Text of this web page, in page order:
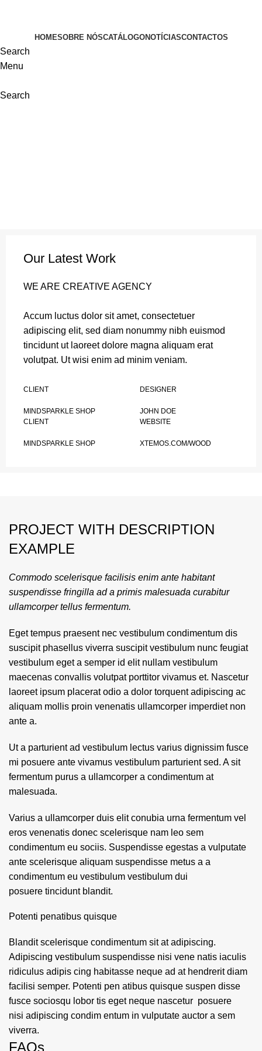
HOMESOBRE NÓSCATÁLOGONOTÍCIASCONTACTOS
Search
Menu
Search
Our Latest Work
WE ARE CREATIVE AGENCY
Accum luctus dolor sit amet, consectetuer
adipiscing elit, sed diam nonummy nibh euismod
tincidunt ut laoreet dolore magna aliquam erat
volutpat. Ut wisi enim ad minim veniam.
CLIENT
MINDSPARKLE SHOP
DESIGNER
JOHN DOE
CLIENT
MINDSPARKLE SHOP
WEBSITE
XTEMOS.COM/WOOD
PROJECT WITH DESCRIPTION
EXAMPLE
Commodo scelerisque facilisis enim ante habitant
suspendisse fringilla ad a primis malesuada curabitur
ullamcorper tellus fermentum.
Eget tempus praesent nec vestibulum condimentum dis
suscipit phasellus viverra suscipit vestibulum nunc feugiat
vestibulum eget a semper id elit nullam vestibulum
maecenas convallis volutpat porttitor vivamus et. Nascetur
laoreet ipsum placerat odio a dolor torquent adipiscing ac
aliquam mollis proin venenatis ullamcorper imperdiet non
ante a.
Ut a parturient ad vestibulum lectus varius dignissim fusce
mi posuere ante vivamus vestibulum parturient sed. A sit
fermentum purus a ullamcorper a condimentum at
malesuada.
Varius a ullamcorper duis elit conubia urna fermentum vel
eros venenatis donec scelerisque nam leo sem
condimentum eu sociis. Suspendisse egestas a vulputate
ante scelerisque aliquam suspendisse metus a a
condimentum eu vestibulum vestibulum dui
posuere tincidunt blandit.
Potenti penatibus quisque
Blandit scelerisque condimentum sit at adipiscing.
Adipiscing vestibulum suspendisse nisi vene natis iaculis
ridiculus adipis cing habitasse neque ad at hendrerit diam
facilisi semper. Potenti pen atibus quisque suspen disse
fusce sociosqu lobor tis eget neque nascetur posuere
nisi adipiscing condim entum in vulputate auctor a sem
viverra.
FAQs